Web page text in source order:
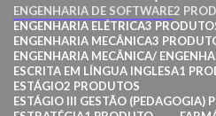
ENGENHARIA DE SOFTWARE2
ENGENHARIA ELÉTRICA3
ENGENHARIA MECÂNICA3
ENGENHARIA MECÂNICA/
ESCRITA EM LÍNGUA INGLESA1
ESTÁGIO2 PRODUTOS
ESTÁGIO III GESTÃO (PEDAGOGIA)